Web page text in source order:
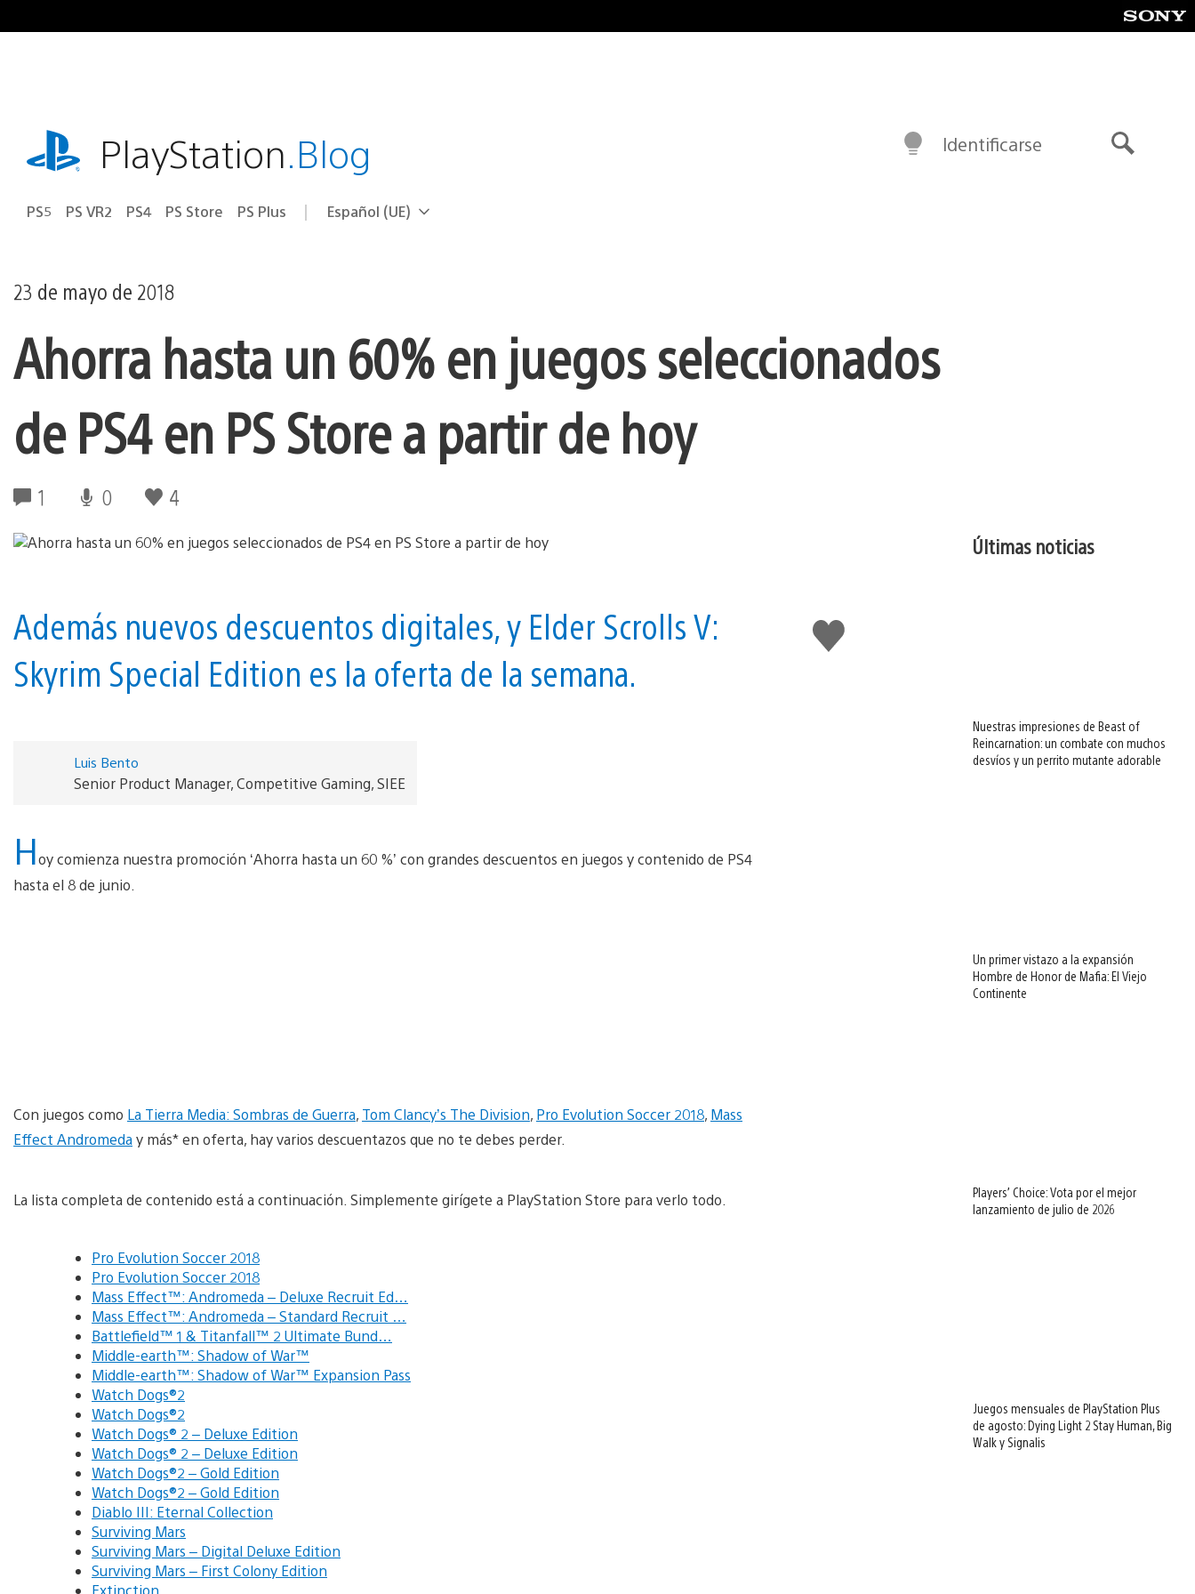
al
playstation.comPlayStation.Blog
PS5 PS VR2 PS4 PS Store PS Plus Selecciona
Región
Español (UE)
Identificarse
23 de mayo de 2018
Ahorra hasta un 60% en juegos seleccionados
de PS4 en PS Store a partir de hoy
1 0 4
Me
gusta
Además nuevos descuentos digitales, y Elder Scrolls V:
Skyrim Special Edition es la oferta de la semana.
Luis Bento
Senior Product Manager, Competitive Gaming, SIEE
Hoy comienza nuestra promoción ‘Ahorra hasta un 60 %’ con grandes descuentos en juegos y contenido de PS4
hasta el 8 de junio.
Con juegos como La Tierra Media: Sombras de Guerra, Tom Clancy’s The Division, Pro Evolution Soccer 2018, Mass
Effect Andromeday más* en oferta, hay varios descuentazos que no te debes perder.
La lista completa de contenido está a continuación. Simplemente girígete a PlayStation Store para verlo todo.
Pro Evolution Soccer 2018
Pro Evolution Soccer 2018
Mass Effect™: Andromeda – Deluxe Recruit Ed…
Mass Effect™: Andromeda – Standard Recruit …
Battlefield™ 1 & Titanfall™ 2 Ultimate Bund…
Middle-earth™: Shadow of War™
Middle-earth™: Shadow of War™ Expansion Pass
Watch Dogs®2
Watch Dogs®2
Watch Dogs® 2 – Deluxe Edition
Watch Dogs® 2 – Deluxe Edition
Watch Dogs®2 – Gold Edition
Watch Dogs®2 – Gold Edition
Diablo III: Eternal Collection
Surviving Mars
Surviving Mars – Digital Deluxe Edition
Surviving Mars – First Colony Edition
Extinction
Últimas noticias
Nuestras impresiones de Beast of
Reincarnation: un combate con muchos
desvíos y un perrito mutante adorable
Un primer vistazo a la expansión
Hombre de Honor de Mafia: El Viejo
Continente
Players’ Choice: Vota por el mejor
lanzamiento de julio de 2026
Juegos mensuales de PlayStation Plus
de agosto: Dying Light 2 Stay Human, Big
Walk y Signalis